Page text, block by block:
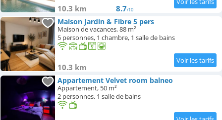
10.3 km 8.7/10
Maison Jardin & Fibre 5 pers
Maison de vacances, 88 m²
5 personnes, 1 chambre, 1 salle de bains
10.3 km
Appartement Velvet room balneo
Appartement, 50 m²
2 personnes, 1 salle de bains